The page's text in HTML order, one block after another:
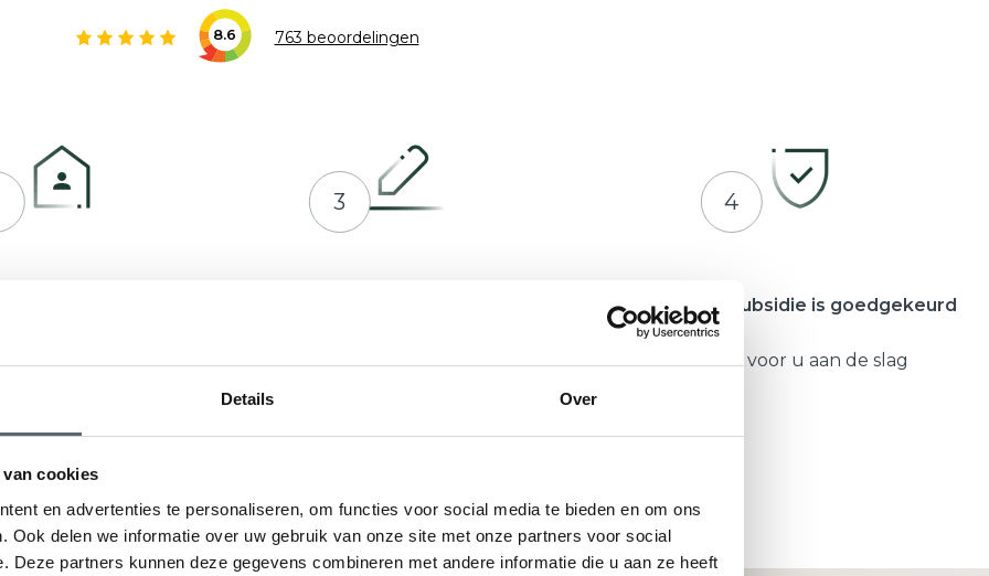
Details Over
cookies
en advertenties te personaliseren, om functies voor social media te bieden en om ons
Ook delen we informatie over uw gebruik van onze site met onze partners voor social
Deze partners kunnen deze gegevens combineren met andere informatie die u aan ze heeft
8.6 763 beoordelingen
offerte op maat
3 4
Zodra uw subsidie is goedgekeurd
Gaat Hepro voor u aan de slag